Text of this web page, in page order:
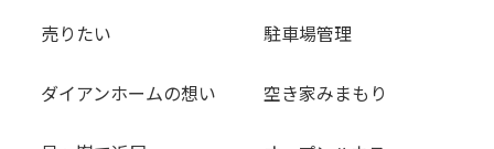
売りたい 駐車場管理
ダイアンホームの想い 空き家みまもり